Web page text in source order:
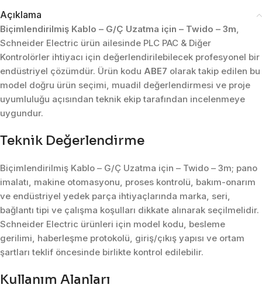
Açıklama
Biçimlendirilmiş Kablo – G/Ç Uzatma için – Twido – 3m,
Schneider Electric ürün ailesinde PLC PAC & Diğer
Kontrolörler ihtiyacı için değerlendirilebilecek profesyonel bir
endüstriyel çözümdür. Ürün kodu ABE7 olarak takip edilen bu
model doğru ürün seçimi, muadil değerlendirmesi ve proje
uyumluluğu açısından teknik ekip tarafından incelenmeye
uygundur.
Teknik Değerlendirme
Biçimlendirilmiş Kablo – G/Ç Uzatma için – Twido – 3m; pano
imalatı, makine otomasyonu, proses kontrolü, bakım-onarım
ve endüstriyel yedek parça ihtiyaçlarında marka, seri,
bağlantı tipi ve çalışma koşulları dikkate alınarak seçilmelidir.
Schneider Electric ürünleri için model kodu, besleme
gerilimi, haberleşme protokolü, giriş/çıkış yapısı ve ortam
şartları teklif öncesinde birlikte kontrol edilebilir.
Kullanım Alanları